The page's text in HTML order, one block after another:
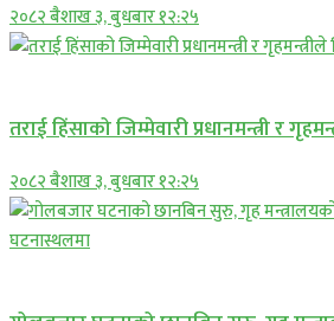
२०८२ बैशाख ३, बुधबार १२:२५
तराई हिंसाको जिम्मेवारी प्रधानमन्त्री र
२०८२ बैशाख ३, बुधबार १२:२५